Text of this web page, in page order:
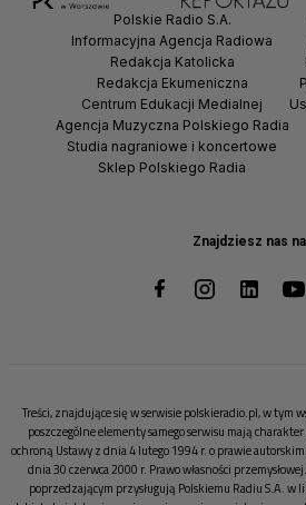
Znajdziesz nas na
Polskie Radio S.A.
Informacyjna Agencja Radiowa
Redakcja Katolicka
Redakcja Ekumeniczna
Centrum Edukacji Medialnej
Agencja Muzyczna Polskiego Radia
Studia nagraniowe i koncertowe
Sklep Polskiego Radia
Treści, znajdujące się w serwisie polskieradio.pl, w tym
poszczególne elementy samego serwisu mają
ochroną Ustawy z dnia 4 lutego 1994 r. o prawie
dnia 30 czerwca 2000 r. Prawo własności
poprzedzającym przysługują Polskiemu Radiu S.A.